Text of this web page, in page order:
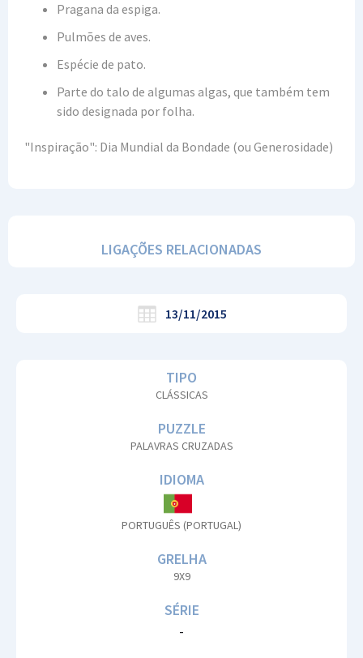
Pragana da espiga.
Pulmões de aves.
Espécie de pato.
Parte do talo de algumas algas, que também tem
sido designada por folha.
"Inspiração": Dia Mundial da Bondade (ou Generosidade)
LIGAÇÕES RELACIONADAS
13/11/2015
TIPO
CLÁSSICAS
PUZZLE
PALAVRAS CRUZADAS
IDIOMA
PORTUGUÊS (PORTUGAL)
GRELHA
9X9
SÉRIE
-